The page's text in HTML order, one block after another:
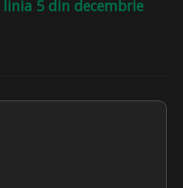
5 din decembrie